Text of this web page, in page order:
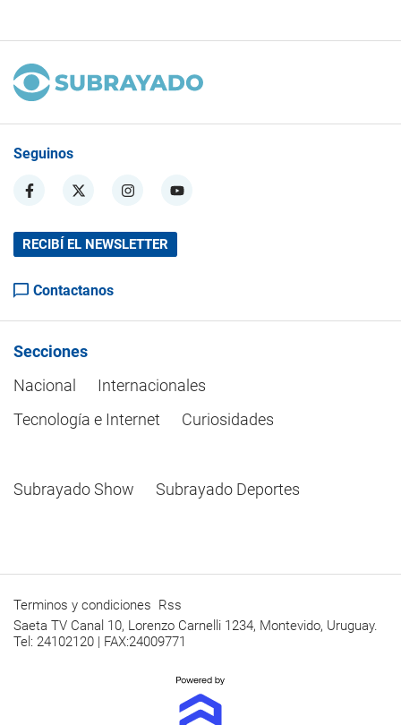
Seguinos
RECIBÍ EL NEWSLETTER
Contactanos
Secciones
Nacional
Internacionales
Tecnología e Internet
Curiosidades
Subrayado Show Subrayado Deportes
Terminos y condiciones Rss
Saeta TV Canal 10, Lorenzo Carnelli 1234, Montevido, Uruguay.
Tel: 24102120 | FAX:24009771